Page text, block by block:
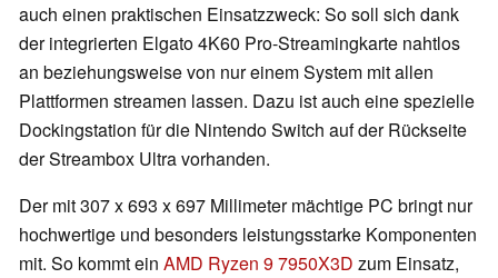
auch einen praktischen Einsatzzweck: So soll sich dank
der integrierten Elgato 4K60 Pro-Streamingkarte nahtlos
an beziehungsweise von nur einem System mit allen
Plattformen streamen lassen. Dazu ist auch eine spezielle
Dockingstation für die Nintendo Switch auf der Rückseite
der Streambox Ultra vorhanden.
Der mit 307 x 693 x 697 Millimeter mächtige PC bringt nur
hochwertige und besonders leistungsstarke Komponenten
mit. So kommt ein AMD Ryzen 9 7950X3D zum Einsatz,